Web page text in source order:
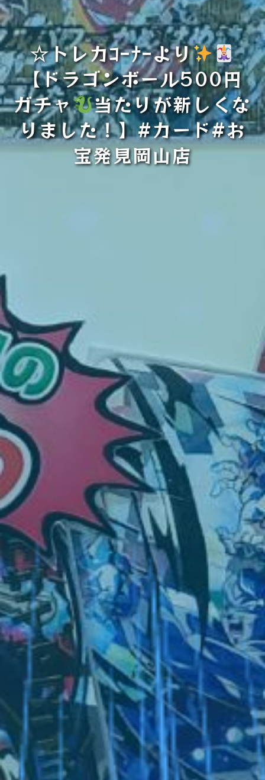
☆トレカｺｰﾅｰより
【ドラゴンボール500円
ガチャ
当たりが新しくな
りました！】#カード#お
宝発見岡山店